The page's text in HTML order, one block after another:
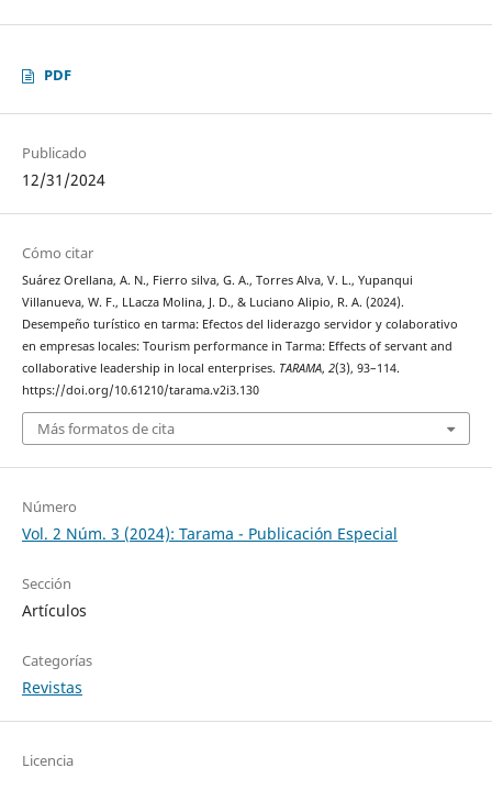
PDF
Publicado
12/31/2024
Cómo citar
Suárez Orellana, A. N., Fierro silva, G. A., Torres Alva, V. L., Yupanqui
Villanueva, W. F., LLacza Molina, J. D., & Luciano Alipio, R. A. (2024).
Desempeño turístico en tarma: Efectos del liderazgo servidor y colaborativo
en empresas locales: Tourism performance in Tarma: Effects of servant and
collaborative leadership in local enterprises. TARAMA, 2(3), 93–114.
https://doi.org/10.61210/tarama.v2i3.130
Más formatos de cita
Número
Vol. 2 Núm. 3 (2024): Tarama - Publicación Especial
Sección
Artículos
Categorías
Revistas
Licencia